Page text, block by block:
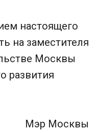
настоящего
на заместителя
Москвы
развития
Мэр Москвы